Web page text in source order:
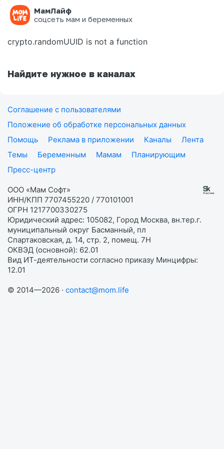
МамЛайф
соцсеть мам и беременных
Ошибка на странице
crypto.randomUUID is not a function
Найдите нужное в каналах
Соглашение с пользователями
Положение об обработке персональных данных
Помощь
Реклама в приложении Каналы
Лента
Темы
Беременным Мамам
Планирующим
Пресс-центр
ООО «Мам Софт»
ИНН/КПП 7707455220 / 770101001
ОГРН 1217700330275
Юридический адрес: 105082, Город Москва, вн.тер.г.
муниципальный округ Басманный, пл
Спартаковская, д. 14, стр. 2, помещ. 7Н
ОКВЭД (основной): 62.01
Вид ИТ-деятельности согласно приказу Минцифры:
12.01
© 2014—2026 · contact@mom.life